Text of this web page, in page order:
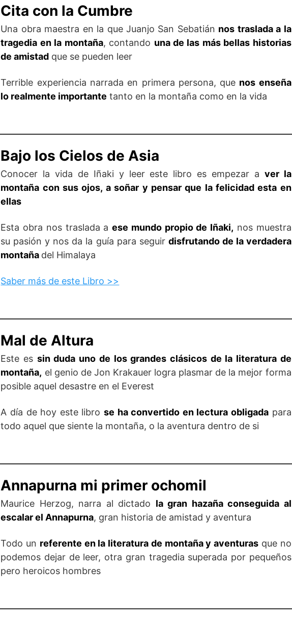
Cita con la Cumbre
Una obra maestra en la que Juanjo San Sebatián nos traslada a la
tragedia en la montaña, contando una de las más bellas historias
de amistad que se pueden leer
Terrible experiencia narrada en primera persona, que nos enseña
lo realmente importante tanto en la montaña como en la vida
Bajo los Cielos de Asia
Conocer la vida de Iñaki y leer este libro es empezar a ver la
montaña con sus ojos, a soñar y pensar que la felicidad esta en
ellas
Esta obra nos traslada aese mundo propio de Iñaki, nos muestra
su pasión y nos da la guía para seguir disfrutando de la verdadera
montaña del Himalaya
Saber más de este Libro >>
Mal de Altura
Este es sin duda uno de los grandes clásicos de la literatura de
montaña, el genio de Jon Krakauer logra plasmar de la mejor forma
posible aquel desastre en el Everest
A día de hoy este libro se ha convertido en lectura obligada para
todo aquel que siente la montaña, o la aventura dentro de si
Annapurna mi primer ochomil
Maurice Herzog, narra al dictado la gran hazaña conseguida al
escalar el Annapurna, gran historia de amistad y aventura
Todo un referente en la literatura de montaña y aventuras que no
podemos dejar de leer, otra gran tragedia superada por pequeños
pero heroicos hombres